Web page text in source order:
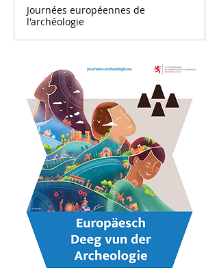
Journées européennes de
l'archéologie